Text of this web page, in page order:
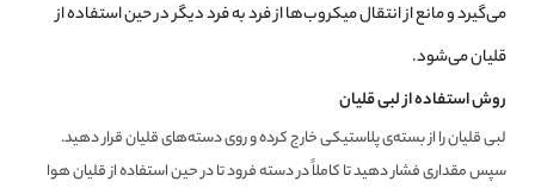
می‌گیرد و مانع از انتقال میکروب‌ها از فرد به فرد دیگر در حین استفاده از
قلیان می‌شود.
روش استفاده از لبی قلیان
لبی قلیان را از بسته‌ی پلاستیکی خارج کرده و روی دسته‌های قلیان قرار دهید.
سپس مقداری فشار دهید تا کاملاً در دسته فرود تا در حین استفاده از قلیان هوا